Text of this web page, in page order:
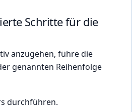
Schritte für die
anzugehen, führe die
genannten Reihenfolge
durchführen.